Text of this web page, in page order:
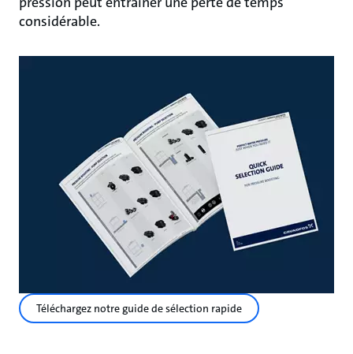
considérable.
Téléchargez notre guide de sélection rapide